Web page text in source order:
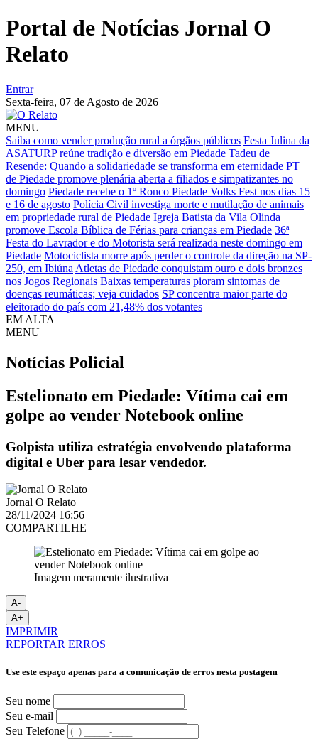
Portal de Notícias Jornal O
Relato
Entrar
Sexta-feira, 07 de Agosto de 2026
MENU
Saiba como vender produção rural a órgãos públicos Festa Julina da
ASATURP reúne tradição e diversão em Piedade Tadeu de
Resende: Quando a solidariedade se transforma em eternidade PT
de Piedade promove plenária aberta a filiados e simpatizantes no
domingo Piedade recebe o 1º Ronco Piedade Volks Fest nos dias 15
e 16 de agosto Polícia Civil investiga morte e mutilação de animais
em propriedade rural de Piedade Igreja Batista da Vila Olinda
promove Escola Bíblica de Férias para crianças em Piedade 36ª
Festa do Lavrador e do Motorista será realizada neste domingo em
Piedade Motociclista morre após perder o controle da direção na SP-
250, em Ibiúna Atletas de Piedade conquistam ouro e dois bronzes
nos Jogos Regionais Baixas temperaturas pioram sintomas de
doenças reumáticas; veja cuidados SP concentra maior parte do
eleitorado do país com 21,48% dos votantes
EM ALTA
MENU
Notícias Policial
Estelionato em Piedade: Vítima cai em
golpe ao vender Notebook online
Golpista utiliza estratégia envolvendo plataforma
digital e Uber para lesar vendedor.
Jornal O Relato
28/11/2024 16:56
COMPARTILHE
Imagem meramente ilustrativa
A-
A+
IMPRIMIR
REPORTAR ERROS
Use este espaço apenas para a comunicação de erros nesta postagem
Seu nome
Seu e-mail
Seu Telefone